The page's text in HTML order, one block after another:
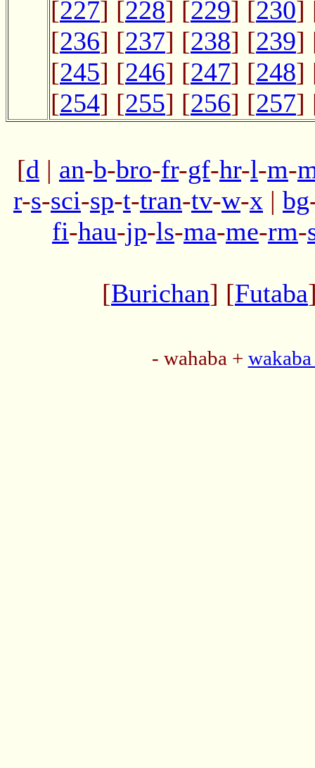
[227] [228] [229] [230]
[236] [237] [238] [239]
[245] [246] [247] [248]
[254] [255] [256] [257]
[d | an-b-bro-fr-gf-hr-l-m-
r-s-sci-sp-t-tran-tv-w-x | bg
fi-hau-jp-ls-ma-me-rm-
[Burichan] [Futaba
- wahaba +